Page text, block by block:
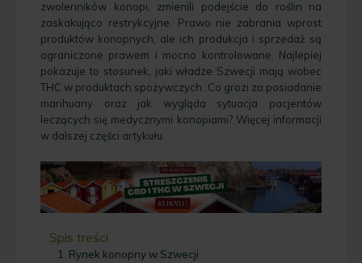
zwolenników konopi, zmienili podejście do roślin na
zaskakująco restrykcyjne. Prawo nie zabrania wprost
produktów konopnych, ale ich produkcja i sprzedaż są
ograniczone prawem i mocno kontrolowane. Najlepiej
pokazuje to stosunek, jaki władze Szwecji mają wobec
THC w produktach spożywczych. Co grozi za posiadanie
marihuany oraz jak wygląda sytuacja pacjentów
leczących się medycznymi konopiami? Więcej informacji
w dalszej części artykułu.
Spis treści
Rynek konopny w Szwecji